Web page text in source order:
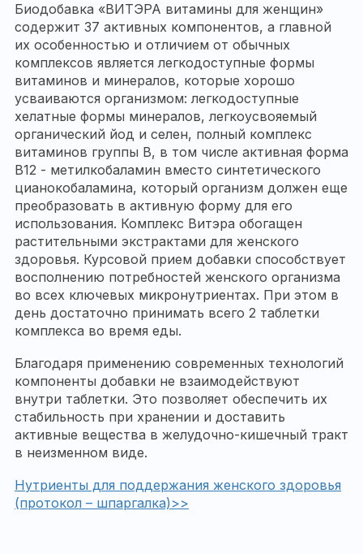
Биодобавка «ВИТЭРА витамины для женщин»
содержит 37 активных компонентов, а главной
их особенностью и отличием от обычных
комплексов является легкодоступные формы
витаминов и минералов, которые хорошо
усваиваются организмом: легкодоступные
хелатные формы минералов, легкоусвояемый
органический йод и селен, полный комплекс
витаминов группы B, в том числе активная форма
В12 - метилкобаламин вместо синтетического
цианокобаламина, который организм должен еще
преобразовать в активную форму для его
использования. Комплекс Витэра обогащен
растительными экстрактами для женского
здоровья. Курсовой прием добавки способствует
восполнению потребностей женского организма
во всех ключевых микронутриентах. При этом в
день достаточно принимать всего 2 таблетки
комплекса во время еды.
Благодаря применению современных технологий
компоненты добавки не взаимодействуют
внутри таблетки. Это позволяет обеспечить их
стабильность при хранении и доставить
активные вещества в желудочно-кишечный тракт
в неизменном виде.
Нутриенты для поддержания женского здоровья
(протокол – шпаргалка)>>